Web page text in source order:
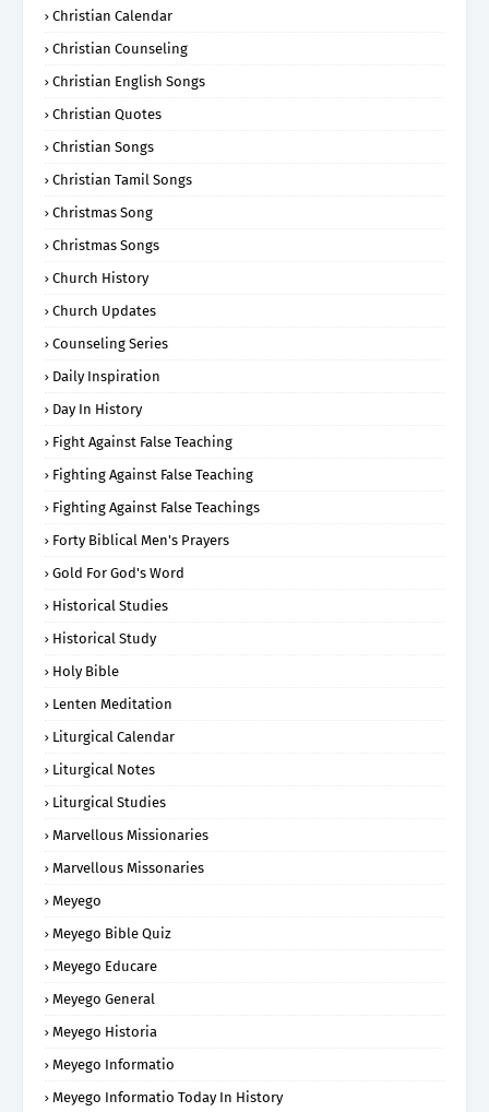
Christian Calendar
Christian Counseling
Christian English Songs
Christian Quotes
Christian Songs
Christian Tamil Songs
Christmas Song
Christmas Songs
Church History
Church Updates
Counseling Series
Daily Inspiration
Day In History
Fight Against False Teaching
Fighting Against False Teaching
Fighting Against False Teachings
Forty Biblical Men's Prayers
Gold For God's Word
Historical Studies
Historical Study
Holy Bible
Lenten Meditation
Liturgical Calendar
Liturgical Notes
Liturgical Studies
Marvellous Missionaries
Marvellous Missonaries
Meyego
Meyego Bible Quiz
Meyego Educare
Meyego General
Meyego Historia
Meyego Informatio
Meyego Informatio Today In History